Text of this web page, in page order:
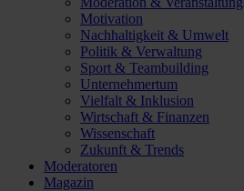
Motivation
Nachhaltigkeit & Umwelt
Politik & Verwaltung
Sport & Teambuilding
Unternehmertum
Vielfalt & Inklusion
Wirtschaft & Finanzen
Wissenschaft
Zukunft & Trends
Moderatoren
Magazin